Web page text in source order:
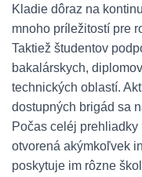
Kladie dôraz na
mnoho príležitostí pre
Taktiež študentov
bakalárskych,
technických oblastí.
dostupných brigád sa
Počas celéj
otvorená akýmkoľvek
poskytuje im rôzne